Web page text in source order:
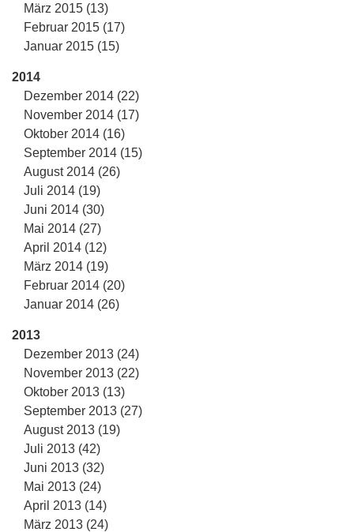
März 2015 (13)
Februar 2015 (17)
Januar 2015 (15)
2014
Dezember 2014 (22)
November 2014 (17)
Oktober 2014 (16)
September 2014 (15)
August 2014 (26)
Juli 2014 (19)
Juni 2014 (30)
Mai 2014 (27)
April 2014 (12)
März 2014 (19)
Februar 2014 (20)
Januar 2014 (26)
2013
Dezember 2013 (24)
November 2013 (22)
Oktober 2013 (13)
September 2013 (27)
August 2013 (19)
Juli 2013 (42)
Juni 2013 (32)
Mai 2013 (24)
April 2013 (14)
März 2013 (24)